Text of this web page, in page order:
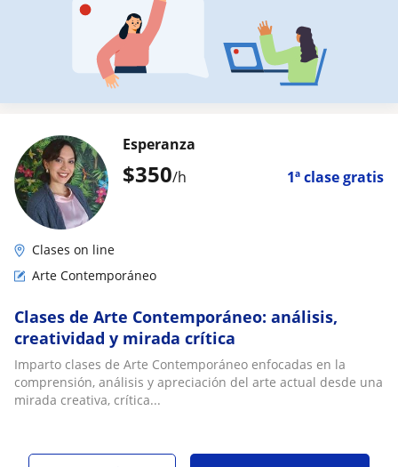
$350/h 1ª clase gratis
Esperanza
Clases on line
Arte Contemporáneo
Clases de Arte Contemporáneo: análisis,
creatividad y mirada crítica
Imparto clases de Arte Contemporáneo enfocadas en la
comprensión, análisis y apreciación del arte actual desde una
mirada creativa, crítica...